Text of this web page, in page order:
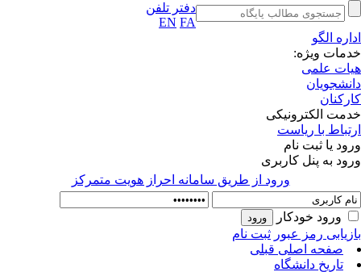
دفتر تلفن
EN FA
الگو
ویژه:
علمی
الکترونیکی
با ریاست
یا ثبت نام
به پنل کاربری
ورود از طريق سامانه احراز هويت متمركز
ورود خودکار
رمز عبور ثبت نام
صفحه اصلی قبلی
تاریخ دانشگاه